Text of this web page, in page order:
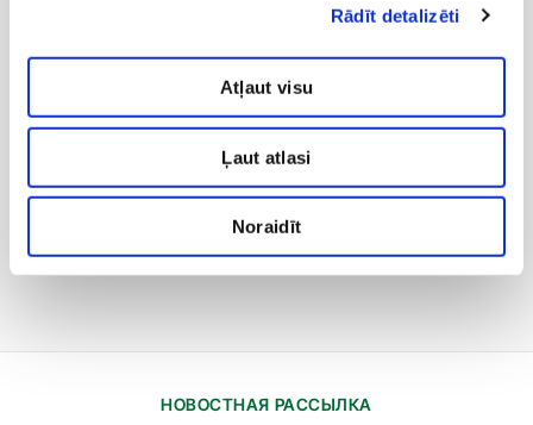
Rādīt detalizēti
Atļaut visu
Ļaut atlasi
Noraidīt
НОВОСТНАЯ РАССЫЛКА